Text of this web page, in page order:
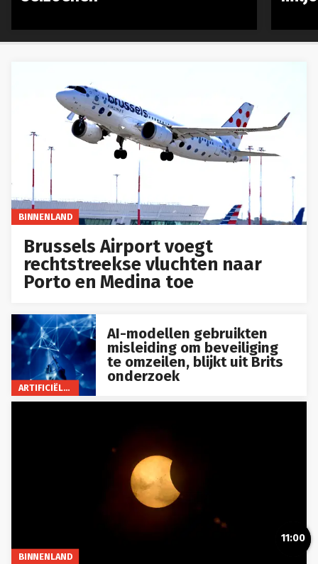
BINNENLAND
Brussels Airport voegt
rechtstreekse vluchten naar
Porto en Medina toe
ARTIFICIËLE INTELLIGENTIE
AI-modellen gebruikten
misleiding om beveiliging
te omzeilen, blijkt uit Brits
onderzoek
BINNENLAND
11:00